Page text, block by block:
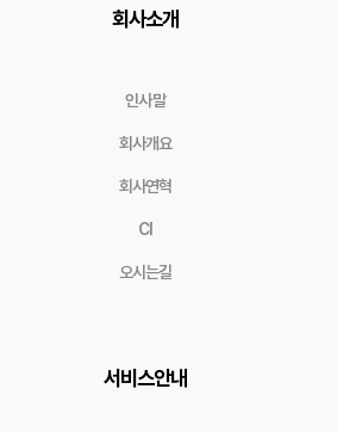
회사소개
인사말
회사개요
회사연혁
CI
오시는길
서비스안내